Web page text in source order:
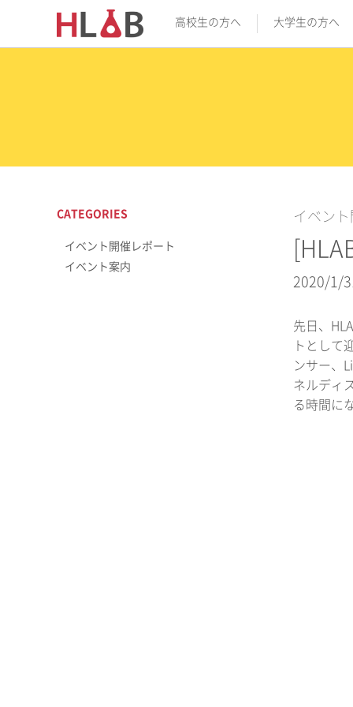
高校生の方へ 大学生の方へ
イベン
2020/1/
先日、
トとして
ンサー、
ネルディ
る時間に
CATEGORIES
イベント開催レポート
イベント案内